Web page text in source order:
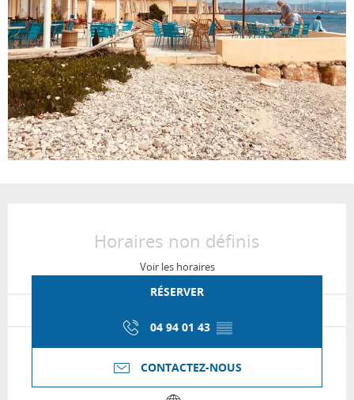
Horaires non définis
Voir les horaires
RÉSERVER
04 94 01 43 ▒▒
CONTACTEZ-NOUS